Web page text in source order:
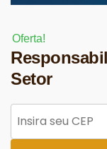
Oferta!
Setor